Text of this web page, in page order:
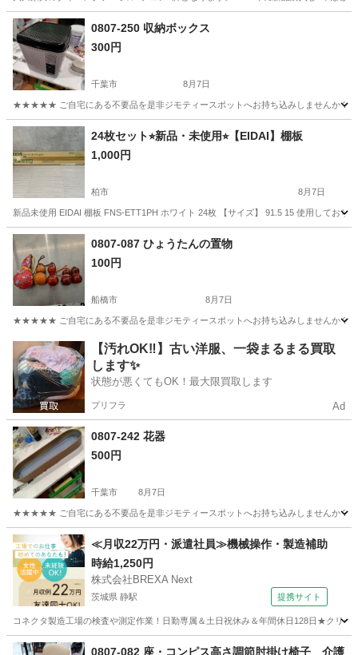
千葉 松戸市 テーブル
0807-250 収納ボックス
300円
千葉市 8月7日
★★★★★ ご自宅にある不要品を是非ジモティースポットへお持ち込みしませんか？
千葉 千葉市 収納家具 現地
24枚セット︎⭐︎新品・未使用⭐︎【EIDAI】棚板
1,000円
柏市 8月7日
新品未使用 EIDAI 棚板 FNS-ETT1PH ホワイト 24枚 【サイズ】 91.5 15 使用してお
千葉 柏市
0807-087 ひょうたんの置物
100円
船橋市 8月7日
★★★★★ ご自宅にある不要品を是非ジモティースポットへお持ち込みしませんか？
千葉 船橋市 インテリア雑貨/小物 ひょうたん
【汚れOK‼️】古い洋服、一袋まるまる買取
します✨
状態が悪くてもOK！最大限買取します
プリフラ Ad
0807-242 花器
500円
千葉市 8月7日
★★★★★ ご自宅にある不要品を是非ジモティースポットへお持ち込みしませんか？
千葉 千葉市 インテリア雑貨/小物 花器
≪月収22万円・派遣社員≫機械操作・製造補助
時給1,250円
株式会社BREXA Next
茨城県 静駅 提携サイト
コネクタ製造工場の検査や測定作業！日勤専属＆土日祝休み＆年間休日128日★クリ
茨城 常陸大宮市0807-082 座・コンピス高さ調節肘掛け椅子 介護